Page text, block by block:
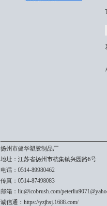
扬州市健华塑胶制品厂
地址：江苏省扬州市杭集镇兴园路6号
电话：0514-89980462
传真：0514-87498083
邮箱：liu@icobrush.com/
诚信通：https://yzjhsj.1688.com/